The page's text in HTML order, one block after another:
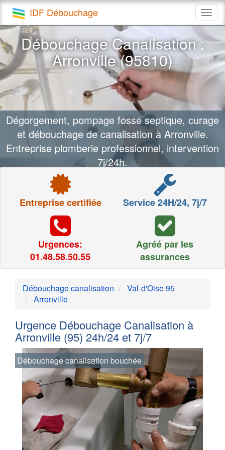
IDF Débouchage
Débouchage Canalisation :
Arronville (95810)
Dégorgement, pompage fosse septique, curage
et débouchage de canalisation à Arronville.
Entreprise plomberie professionnel, intervention
7j/24h.
Entreprise certifiée Service 24H/24, 7j/7
Urgences:
01.48.58.50.55
Agréé par les
assurances
Débouchage canalisation
Val-d'Oise 95
Arronville
Urgence Débouchage Canalisation à
Arronville (95) 24h/24 et 7j/7
Débouchage canalisation bouchée